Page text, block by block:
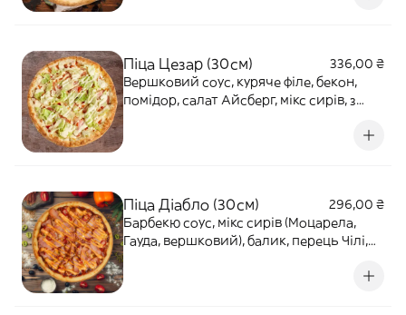
Піца Цезар (30см)
336,00 ₴
Вершковий соус, куряче філе, бекон,
помідор, салат Айсберг, мікс сирів, з
Піца Діабло (30см)
296,00 ₴
Барбекю соус, мікс сирів (Моцарела,
Гауда, вершковий), балик, перець Чілі,